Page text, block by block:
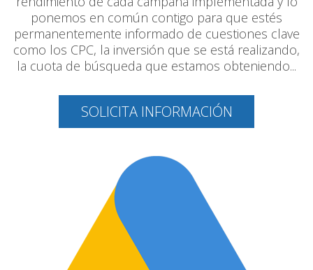
ponemos en común contigo para que estés
permanentemente informado de cuestiones clave
como los CPC, la inversión que se está realizando,
la cuota de búsqueda que estamos obteniendo...
SOLICITA INFORMACIÓN